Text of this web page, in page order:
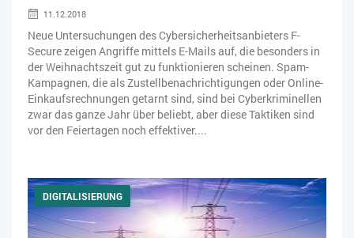
11.12.2018
Neue Untersuchungen des Cybersicherheitsanbieters F-
Secure zeigen Angriffe mittels E-Mails auf, die besonders in
der Weihnachtszeit gut zu funktionieren scheinen. Spam-
Kampagnen, die als Zustellbenachrichtigungen oder Online-
Einkaufsrechnungen getarnt sind, sind bei Cyberkriminellen
zwar das ganze Jahr über beliebt, aber diese Taktiken sind
vor den Feiertagen noch effektiver....
DIGITALISIERUNG